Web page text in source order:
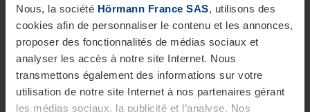
Nous, la société Hörmann France SAS, utilisons des
cookies afin de personnaliser le contenu et les annonces,
proposer des fonctionnalités de médias sociaux et
analyser les accès à notre site Internet. Nous
transmettons également des informations sur votre
utilisation de notre site Internet à nos partenaires gérant
les médias sociaux, la publicité et l’analyse. Nos